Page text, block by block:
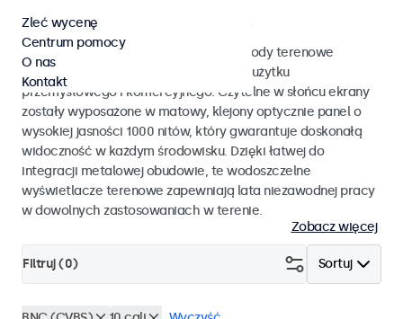
Terenowe monitory dotykowe
Poznaj nasze odporne na działanie pogody terenowe
monitory dotykowe przystosowane do użytku
przemysłowego i komercyjnego. Czytelne w słońcu ekrany
zostały wyposażone w matowy, klejony optycznie panel o
wysokiej jasności 1000 nitów, który gwarantuje doskonałą
widoczność w każdym środowisku. Dzięki łatwej do
integracji metalowej obudowie, te wodoszczelne
wyświetlacze terenowe zapewniają lata niezawodnej pracy
w dowolnych zastosowaniach w terenie.
Zobacz więcej
Sortuj
Filtruj (0)
Zleć wycenę
Centrum pomocy
O nas
Kontakt